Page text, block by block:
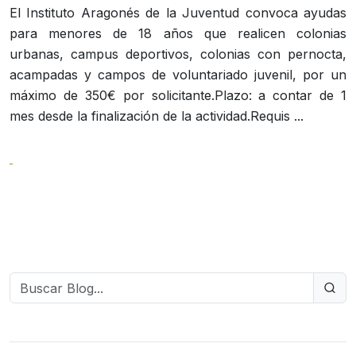
El Instituto Aragonés de la Juventud convoca ayudas
para menores de 18 años que realicen colonias
urbanas, campus deportivos, colonias con pernocta,
acampadas y campos de voluntariado juvenil, por un
máximo de 350€ por solicitante.Plazo: a contar de 1
mes desde la finalización de la actividad.Requis ...